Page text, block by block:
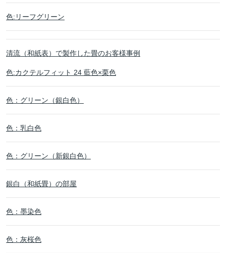
色:リーフグリーン
清流（和紙表）で製作した畳のお客様事例
色:カクテルフィット 24 藍色×栗色
色：グリーン（銀白色）
色：乳白色
色：グリーン（新銀白色）
銀白（和紙畳）の部屋
色：墨染色
色：灰桜色